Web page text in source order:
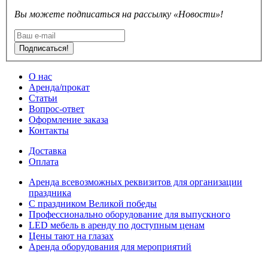
Вы можете подписаться на рассылку «Новости»!
Подписаться!
О нас
Аренда/прокат
Статьи
Вопрос-ответ
Оформление заказа
Контакты
Доставка
Оплата
Аренда всевозможных реквизитов для организации
праздника
С праздником Великой победы
Профессионально оборудование для выпускного
LED мебель в аренду по доступным ценам
Цены тают на глазах
Аренда оборудования для мероприятий